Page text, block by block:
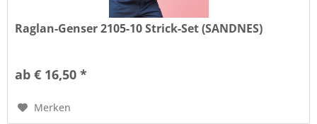
Raglan-Genser 2105-10 Strick-Set (SANDNES)
ab € 16,50 *
Merken